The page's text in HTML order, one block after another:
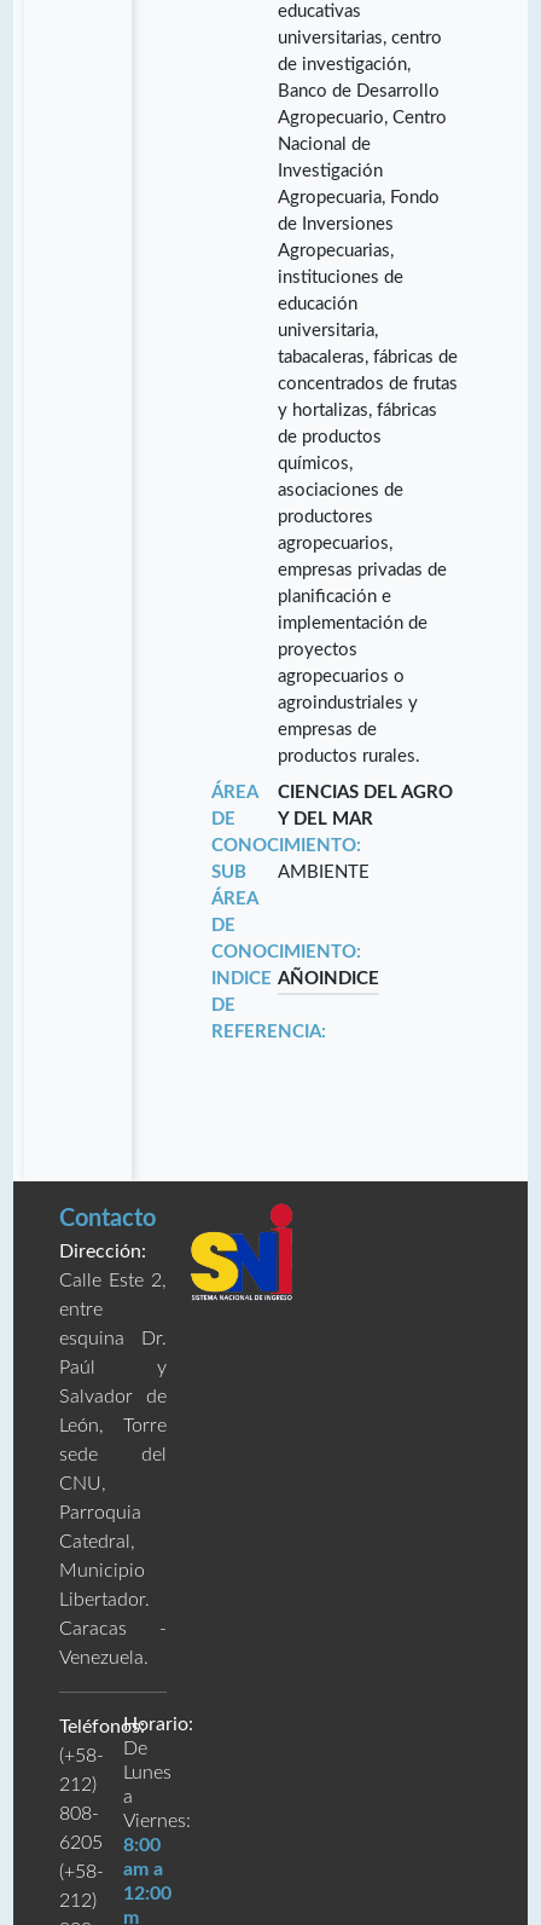
educativas
universitarias, centro
de investigación,
Banco de Desarrollo
Agropecuario, Centro
Nacional de
Investigación
Agropecuaria, Fondo
de Inversiones
Agropecuarias,
instituciones de
educación
universitaria,
tabacaleras, fábricas de
concentrados de frutas
y hortalizas, fábricas
de productos
químicos,
asociaciones de
productores
agropecuarios,
empresas privadas de
planificación e
implementación de
proyectos
agropecuarios o
agroindustriales y
empresas de
productos rurales.
ÁREA
DE
CONOCIMIENTO:
CIENCIAS DEL AGRO
Y DEL MAR
SUB
ÁREA
DE
CONOCIMIENTO:
AMBIENTE
INDICE
DE
REFERENCIA:
AÑO INDICE
Contacto
Dirección:
Calle Este 2,
entre
esquina Dr.
Paúl y
Salvador de
León, Torre
sede del
CNU,
Parroquia
Catedral,
Municipio
Libertador.
Caracas -
Venezuela.
Teléfonos:
(+58-
212)
808-
6205
(+58-
212)
Horario:
De
Lunes
a
Viernes:
8:00
am a
12:00
m